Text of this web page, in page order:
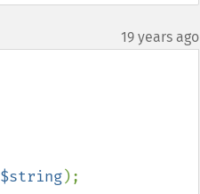
19 years ago
$string);